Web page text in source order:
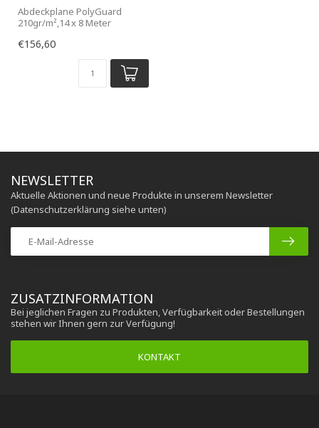
Abdeckplane PolyGuard
210gr/m²,14 x 8 Meter
€156,60
ZUSATZINFORMATION
Bei jeglichen Fragen zu Produkten, Verfügbarkeit oder Bestellungen
stehen wir Ihnen gern zur Verfügung!
KONTAKT
NEWSLETTER
Aktuelle Aktionen und neue Produkte in unserem Newsletter
(Datenschutzerklärung siehe unten)